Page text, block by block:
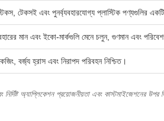
টেকসই এবং পুনর্ব্যবহারযোগ্য প্লাস্টিক পণ্যগুলির
মান এবং ইকো-মার্কগুলি মেনে চলুন, গুণমান এবং
বর্জ্য হ্রাস এবং নিরাপদ পরিবহন নিশ্চিত।
নির্দিষ্ট অ্যাপ্লিকেশন প্রয়োজনীয়তা এবং কাস্টমাইজেশনের